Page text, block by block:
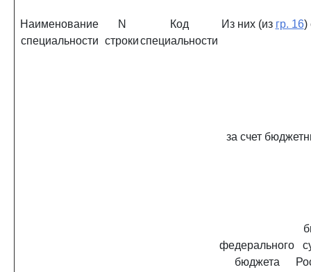
Наименование
специальности
N
строки
Код
специальности
Из них (из гр. 16)
за счет
федерального
бюджета